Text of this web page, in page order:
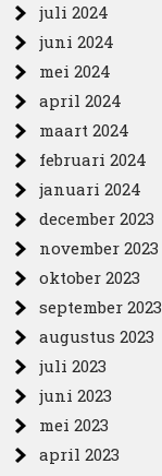
juli 2024
juni 2024
mei 2024
april 2024
maart 2024
februari 2024
januari 2024
december 2023
november 2023
oktober 2023
september 2023
augustus 2023
juli 2023
juni 2023
mei 2023
april 2023